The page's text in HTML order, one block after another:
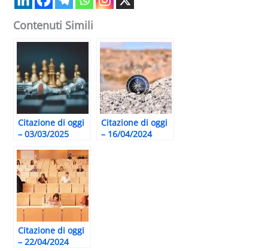
Contenuti Simili
Citazione di oggi
– 03/03/2025
Citazione di oggi
– 16/04/2024
Citazione di oggi
– 22/04/2024